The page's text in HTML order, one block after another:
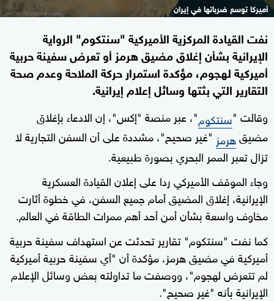
أميركا توسع ضرباتها في إيران
نفت القيادة المركزية الأميركية "سنتكوم" الرواية
الإيرانية بشأن إغلاق مضيق هرمز أو تعرض سفينة حربية
أميركية لهجوم، مؤكدة استمرار حركة الملاحة وعدم صحة
التقارير التي بثتها وسائل إعلام إيرانية.
وقالت "سنتكوم"، عبر منصة "إكس"، إن الادعاء بإغلاق
مضيقهرمز "غير صحيح"، مشددة على أن السفن التجارية لا
تزال تعبر الممر البحري بصورة طبيعية.
وجاء الموقف الأميركي ردا على إعلان القيادة العسكرية
الإيرانية، إغلاق المضيق أمام جميع السفن، في خطوة أثارت
مخاوف واسعة بشأن أمن أحد أهم ممرات الطاقة في العالم.
كما نفت "سنتكوم" تقارير تحدثت عن استهداف سفينة حربية
أميركية في مضيق هرمز، مؤكدة أن "أي سفينة حربية أميركية
لم تتعرض لهجوم"، ووصفت ما تداولته بعض وسائل الإعلام
الإيرانية بأنه "غير صحيح".